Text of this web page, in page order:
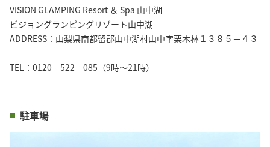
VISION GLAMPING Resort ＆ Spa 山中湖
ビジョングランピングリゾート山中湖
ADDRESS：山梨県南都留郡山中湖村山中字栗木林１３８５－４３
TEL：0120‐522‐085（9時～21時）
駐車場